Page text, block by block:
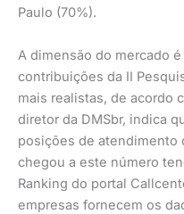
Paulo (70%).
A dimensão do mercado
contribuições da II
mais realistas, de acordo
diretor da DMSbr, indica
posições de atendimento
chegou a este número
Ranking do portal
empresas fornecem os